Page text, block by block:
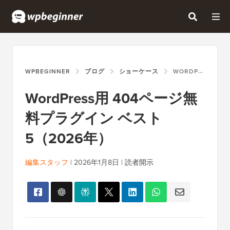
WPBEGINNER ブログ ショーケース WORDPRESS用 404ページ無料プラグイン ベスト5（2026年）
WordPress用 404ページ無
料プラグイン ベスト
5（2026年）
編集スタッフ | 2026年1月8日 | 読者開示